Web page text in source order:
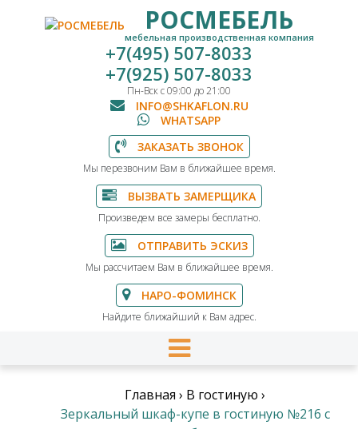
РОСМЕБЕЛЬ
мебельная производственная компания
+7(495) 507-8033
+7(925) 507-8033
Пн-Вск с 09:00 до 21:00
INFO@SHKAFLON.RU
WHATSAPP
ЗАКАЗАТЬ ЗВОНОК
Мы перезвоним Вам в ближайшее время.
ВЫЗВАТЬ ЗАМЕРЩИКА
Произведем все замеры бесплатно.
ОТПРАВИТЬ ЭСКИЗ
Мы рассчитаем Вам в ближайшее время.
НАРО-ФОМИНСК
Найдите ближайший к Вам адрес.
Главная › В гостиную ›
Зеркальный шкаф-купе в гостиную №216 с